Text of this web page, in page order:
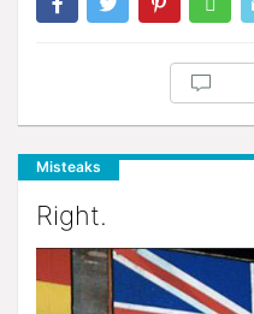
Misteaks
Right.